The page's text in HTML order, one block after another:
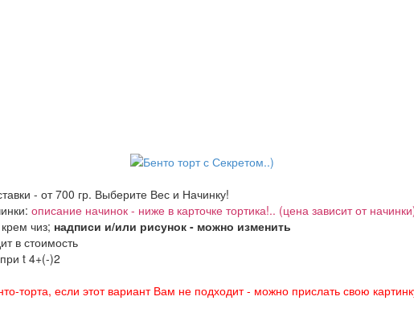
- от 700 гр. Выберите Вес и Начинку!
описание начинок - ниже в карточке тортика!.. (цена зависит от
чиз; надписи и/или рисунок - можно изменить
в стоимость
t 4+(-)2
торта, если этот вариант Вам не подходит - можно прислать свою